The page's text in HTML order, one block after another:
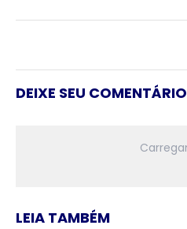
DEIXE SEU COMENTÁRIO
LEIA TAMBÉM